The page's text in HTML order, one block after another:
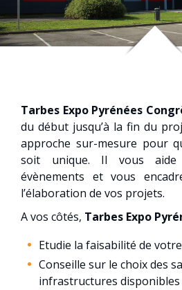
Tarbes Expo Pyrénées
du début jusqu’à la fin du
approche sur-mesure pour
soit unique. Il vous
évènements et vous
l’élaboration de vos projets.
A vos côtés, Tarbes Expo
Etudie la faisabilité de
Conseille sur le choix des
infrastructures disponibles